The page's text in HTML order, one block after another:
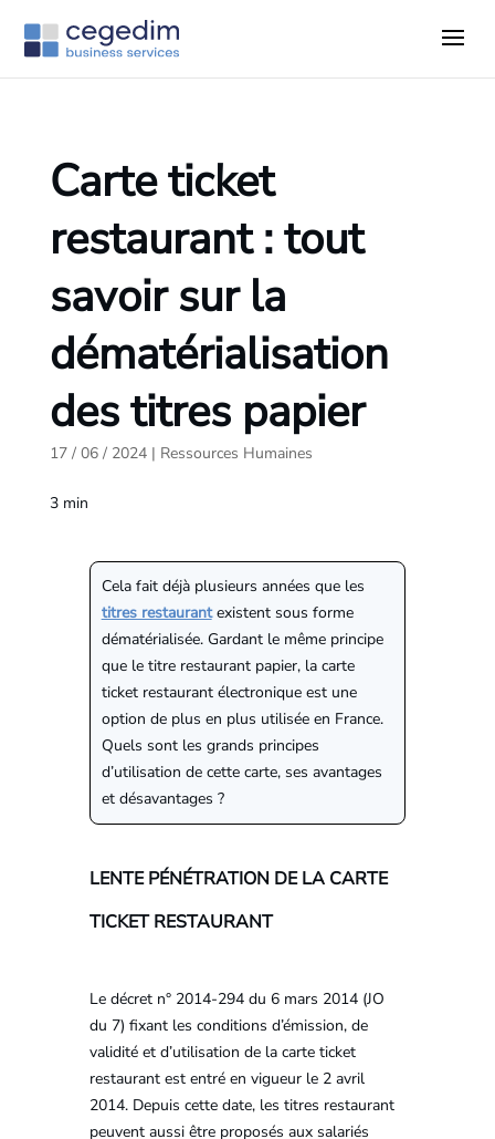
Carte ticket
restaurant : tout
savoir sur la
dématérialisation
des titres papier
17 / 06 / 2024| Ressources Humaines
3 min
Cela fait déjà plusieurs années que les
titres restaurantexistent sous forme
dématérialisée. Gardant le même principe
que le titre restaurant papier, la carte
ticket restaurant électronique est une
option de plus en plus utilisée en France.
Quels sont les grands principes
d’utilisation de cette carte, ses avantages
et désavantages ?
LENTE PÉNÉTRATION DE LA CARTE
TICKET RESTAURANT
Le décret n° 2014-294 du 6 mars 2014 (JO
du 7) fixant les conditions d’émission, de
validité et d’utilisation de la carte ticket
restaurant est entré en vigueur le 2 avril
2014. Depuis cette date, les titres restaurant
peuvent aussi être proposés aux salariés